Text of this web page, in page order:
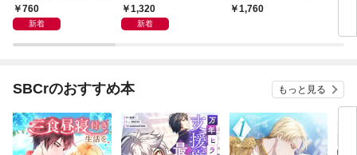
760
新着
l.1003
1,320
新着
l.1060
1,760
SBCrのおすすめ本 もっと見る